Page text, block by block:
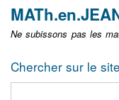
Ne subissons pas les
Chercher sur le site